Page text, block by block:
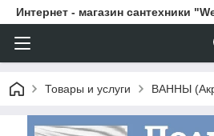
Интернет - магазин сантехники
Товары и услуги ВАННЫ